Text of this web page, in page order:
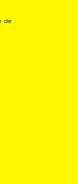
ǀ Espace 1789
Rennes et de
de la
culturelles
d’Ille-et-
de